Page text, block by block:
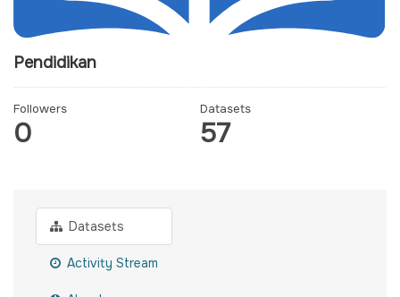
Pendidikan
Followers
0
Datasets
57
Datasets
Activity Stream